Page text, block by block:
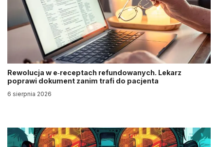
Rewolucja w e‑receptach refundowanych. Lekarz
poprawi dokument zanim trafi do pacjenta
6 sierpnia 2026